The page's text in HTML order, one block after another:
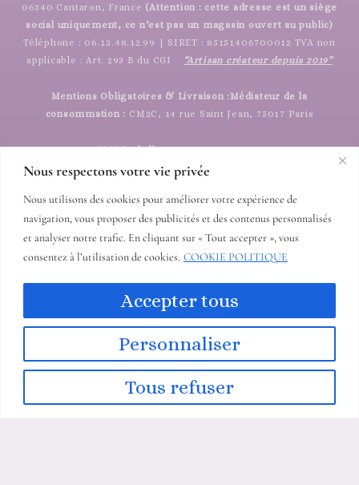
Nous respectons votre vie privée
Nous utilisons des cookies pour améliorer votre expérience de
navigation, vous proposer des publicités et des contenus personnalisés
et analyser notre trafic. En cliquant sur « Tout accepter », vous
consentez à l’utilisation de cookies. COOKIE POLITIQUE
Personnaliser
Tous refuser
Accepter tous
06340 Cantaron, France (Attention : cette adresse est un siège
social uniquement, ce n’est pas un magasin ouvert au public)
Téléphone : 06.13.48.12.99 | SIRET : 85151406700012 TVA non
applicable : Art. 293 B du CGI
“Artisan créateur depuis 2019”
Mentions Obligatoires & Livraison :Médiateur de la
consommation : CM2C, 14 rue Saint Jean, 75017 Paris
IDU Emballages :FR464388_01YPQH
un transporteur au choix selon le poids du colis